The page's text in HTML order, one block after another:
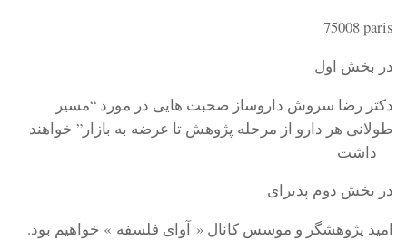
75008 paris
در بخش اول
طولانى هر دارو از مرحله پژوهش تا عرضه به بازار” خواهند
در بخش دوم پذيراى